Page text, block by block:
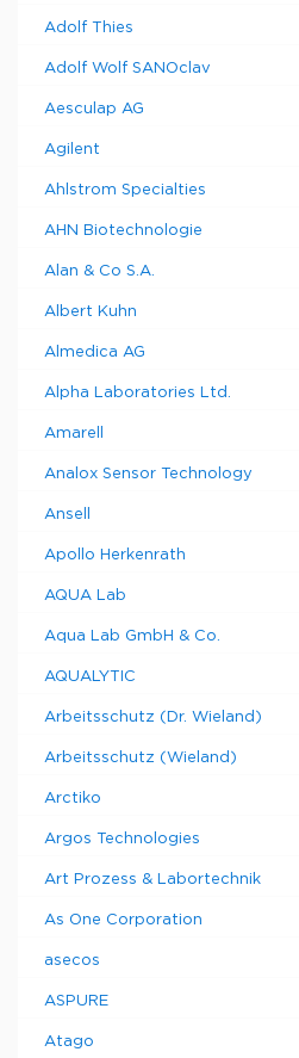
Adolf Thies
Adolf Wolf SANOclav
Aesculap AG
Agilent
Ahlstrom Specialties
AHN Biotechnologie
Alan & Co S.A.
Albert Kuhn
Almedica AG
Alpha Laboratories Ltd.
Amarell
Analox Sensor Technology
Ansell
Apollo Herkenrath
AQUA Lab
Aqua Lab GmbH & Co.
AQUALYTIC
Arbeitsschutz (Dr. Wieland)
Arbeitsschutz (Wieland)
Arctiko
Argos Technologies
Art Prozess & Labortechnik
As One Corporation
asecos
ASPURE
Atago